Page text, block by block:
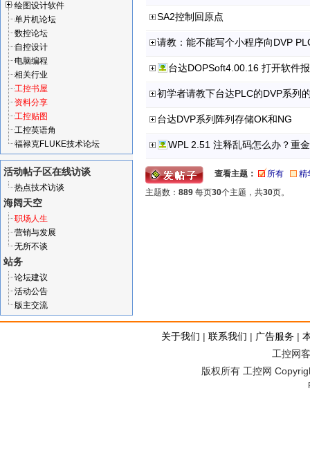
绘图设计软件
单片机论坛
数控论坛
自控设计
电脑编程
相关行业
工控书屋
资料分享
工控贴图
工控英语角
福禄克FLUKE技术论坛
活动帖子区在线访谈
热点技术访谈
海阔天空
职场人生
营销与发展
无所不谈
站务
论坛建议
活动公告
版主交流
SA2控制回原点
请教：能不能写个小程序向DVP
初学者请教下台达PLC的DVP系列
台达DVP系列阵列存储OK和NG
WPL 2.51 注释乱码怎么办？重
查看主题： 所有
精
主题数： 889 每页30个主题，共30页。
关于我们 | 联系我们 | 广告服务 |
工控网
版权所有 工控网